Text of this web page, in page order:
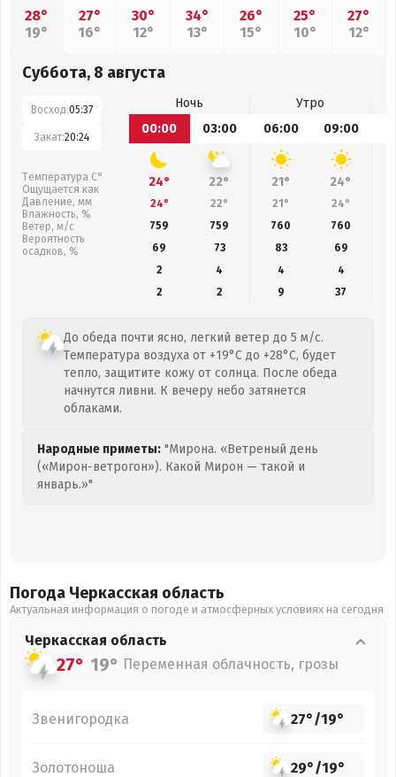
28°
19°
27°
16°
30°
12°
34°
13°
26°
15°
25°
10°
27°
12°
Суббота, 8 августа
Восход:05:37
Закат:20:24
Температура С°
Ощущается как
Давление, мм
Влажность, %
Ветер, м/с
Вероятность
осадков, %
Ночь
Утро
00:00
03:00 06:00 09:00
24° 22° 21° 24°
24° 22° 21° 24°
759
759 760 760
69
73 83
69
2
4 4
4
2
2 9 37
До обеда почти ясно, легкий ветер до 5 м/с.
Температура воздуха от +19°C до +28°C, будет
тепло, защитите кожу от солнца. После обеда
начнутся ливни. К вечеру небо затянется
облаками.
Народные приметы: "Мирона. «Ветреный день
(«Мирон-ветрогон»). Какой Мирон — такой и
январь.»"
Погода Черкасская область
Актуальная информация о погоде и атмосферных условиях на сегодня
Черкасская область
27° 19° Переменная облачность, грозы
Звенигородка 27°/19°
Золотоноша 29°/19°